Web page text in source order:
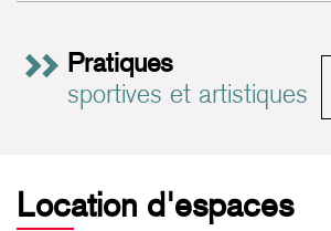
Pratiques
sportives et artistiques
Location d'espaces